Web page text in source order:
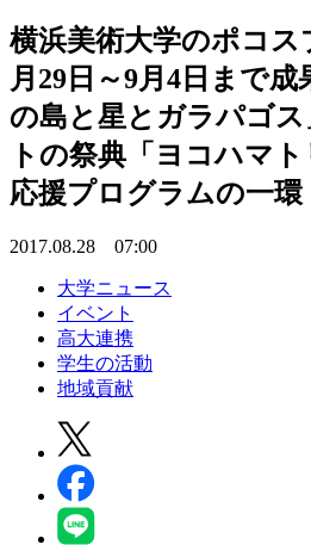
横浜美術大学のポコ
月29日～9月4日まで
の島と星とガラパゴ
トの祭典「ヨコハマト
応援プログラムの一環
2017.08.28 07:00
大学ニュース
イベント
高大連携
学生の活動
地域貢献